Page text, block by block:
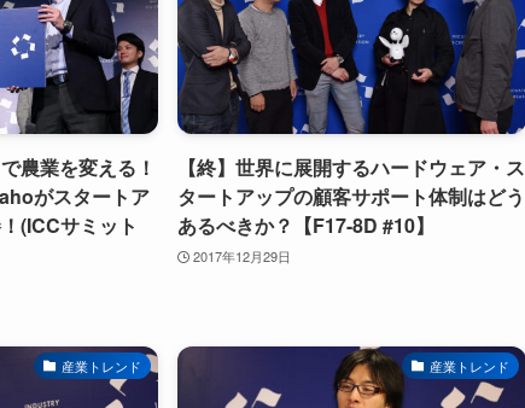
農業を変える！
がスタートア
(ICCサミット
【終】世界に展開するハードウェア・ス
タートアップの顧客サポート体制はどう
あるべきか？【F17-8D #10】
2017年12月29日
産業トレンド 産業トレンド